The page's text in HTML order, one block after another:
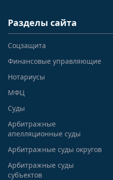
Разделы сайта
Соцзащита
Финансовые управляющие
Нотариусы
МФЦ
Суды
Арбитражные
апелляционные суды
Арбитражные суды округов
Арбитражные суды
субъектов